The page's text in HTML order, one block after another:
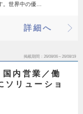
。世界中の優…
詳細へ
掲載期間 26/08/06～26/08/19
国内営業／働
リューショ